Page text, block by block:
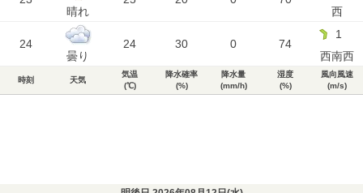
晴れ
西
24
曇り
24 30 0 74
1
西南西
時刻 天気
気温
(℃)
降水確率
(%)
降水量
(mm/h)
湿度
(%)
風向風速
(m/s)